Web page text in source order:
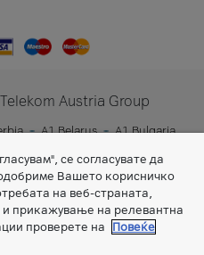
Austria Group
A1 Belarus
A1 Bulgaria
A1 Digital
се согласувате да
Вашето корисничко
на веб-страната,
и прикажување на релевантна
проверете на
Повеќе